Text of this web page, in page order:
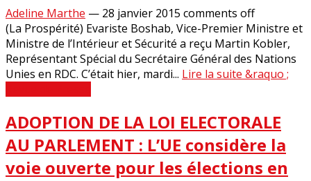
Adeline Marthe — 28 janvier 2015 comments off
(La Prospérité) Evariste Boshab, Vice-Premier Ministre et
Ministre de l’Intérieur et Sécurité a reçu Martin Kobler,
Représentant Spécial du Secrétaire Général des Nations
Unies en RDC. C’était hier, mardi... Lire la suite &raquo ;
ADOPTION DE LA LOI ELECTORALE
AU PARLEMENT : L’UE considère la
voie ouverte pour les élections en